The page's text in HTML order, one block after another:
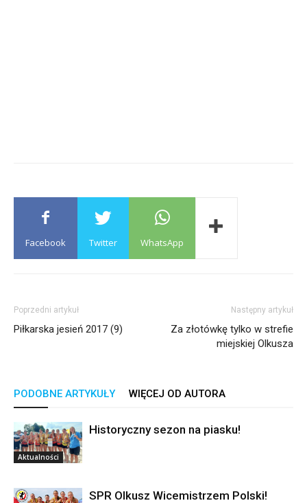
Facebook Twitter WhatsApp
Poprzedni artykuł
Piłkarska jesień 2017 (9)
Następny artykuł
Za złotówkę tylko w strefie
miejskiej Olkusza
PODOBNE ARTYKUŁY WIĘCEJ OD AUTORA
Aktualności
Historyczny sezon na piasku!
SPR Olkusz Wicemistrzem Polski!